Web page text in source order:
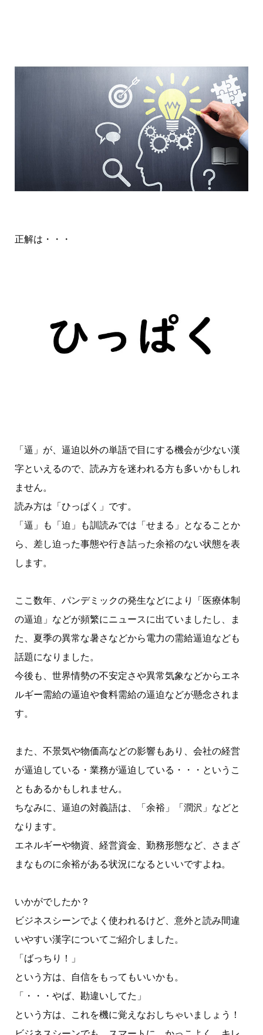
正解は・・・
「逼」が、逼迫以外の単語で目にする機会が少ない漢
字といえるので、読み方を迷われる方も多いかもしれ
ません。
読み方は「ひっぱく」です。
「逼」も「迫」も訓読みでは「せまる」となることか
ら、差し迫った事態や行き詰った余裕のない状態を表
します。
ここ数年、パンデミックの発生などにより「医療体制
の逼迫」などが頻繁にニュースに出ていましたし、ま
た、夏季の異常な暑さなどから電力の需給逼迫なども
話題になりました。
今後も、世界情勢の不安定さや異常気象などからエネ
ルギー需給の逼迫や食料需給の逼迫などが懸念されま
す。
また、不景気や物価高などの影響もあり、会社の経営
が逼迫している・業務が逼迫している・・・というこ
ともあるかもしれません。
ちなみに、逼迫の対義語は、「余裕」「潤沢」などと
なります。
エネルギーや物資、経営資金、勤務形態など、さまざ
まなものに余裕がある状況になるといいですよね。
いかがでしたか？
ビジネスシーンでよく使われるけど、意外と読み間違
いやすい漢字についてご紹介しました。
「ばっちり！」
という方は、自信をもってもいいかも。
「・・・やば、勘違いしてた」
という方は、これを機に覚えなおしちゃいましょう！